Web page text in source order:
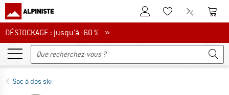
Vers le compte client
Vers la liste
Vers le
DÉSTOCKAGE : jusqu'à -60 %
DÉSTOCKAGE : jusqu'à -60 % »
Sac à dos ski